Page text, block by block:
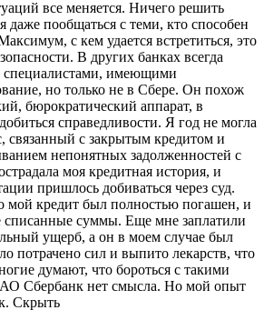
все меняется. Ничего решить
даже пообщаться с теми, кто способен
с кем удается встретиться, это
В других банках всегда
специалистами, имеющими
но только не в Сбере. Он похож
бюрократический аппарат, в
справедливости. Я год не могла
связанный с закрытым кредитом и
непонятных задолженностей с
моя кредитная история, и
пришлось добиваться через суд.
мой кредит был полностью погашен, и
суммы. Еще мне заплатили
ущерб, а он в моем случае был
потрачено сил и выпито лекарств, что
думают, что бороться с такими
Сбербанк нет смысла. Но мой опыт
Скрыть